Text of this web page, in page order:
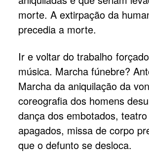
morte. A extirpação da
precedia a morte.
Ir e voltar do trabalho
música. Marcha fúnebre?
Marcha da aniquilação da
coreografia dos homens
dança dos embotados,
apagados, missa de corpo
que o defunto se desloca.